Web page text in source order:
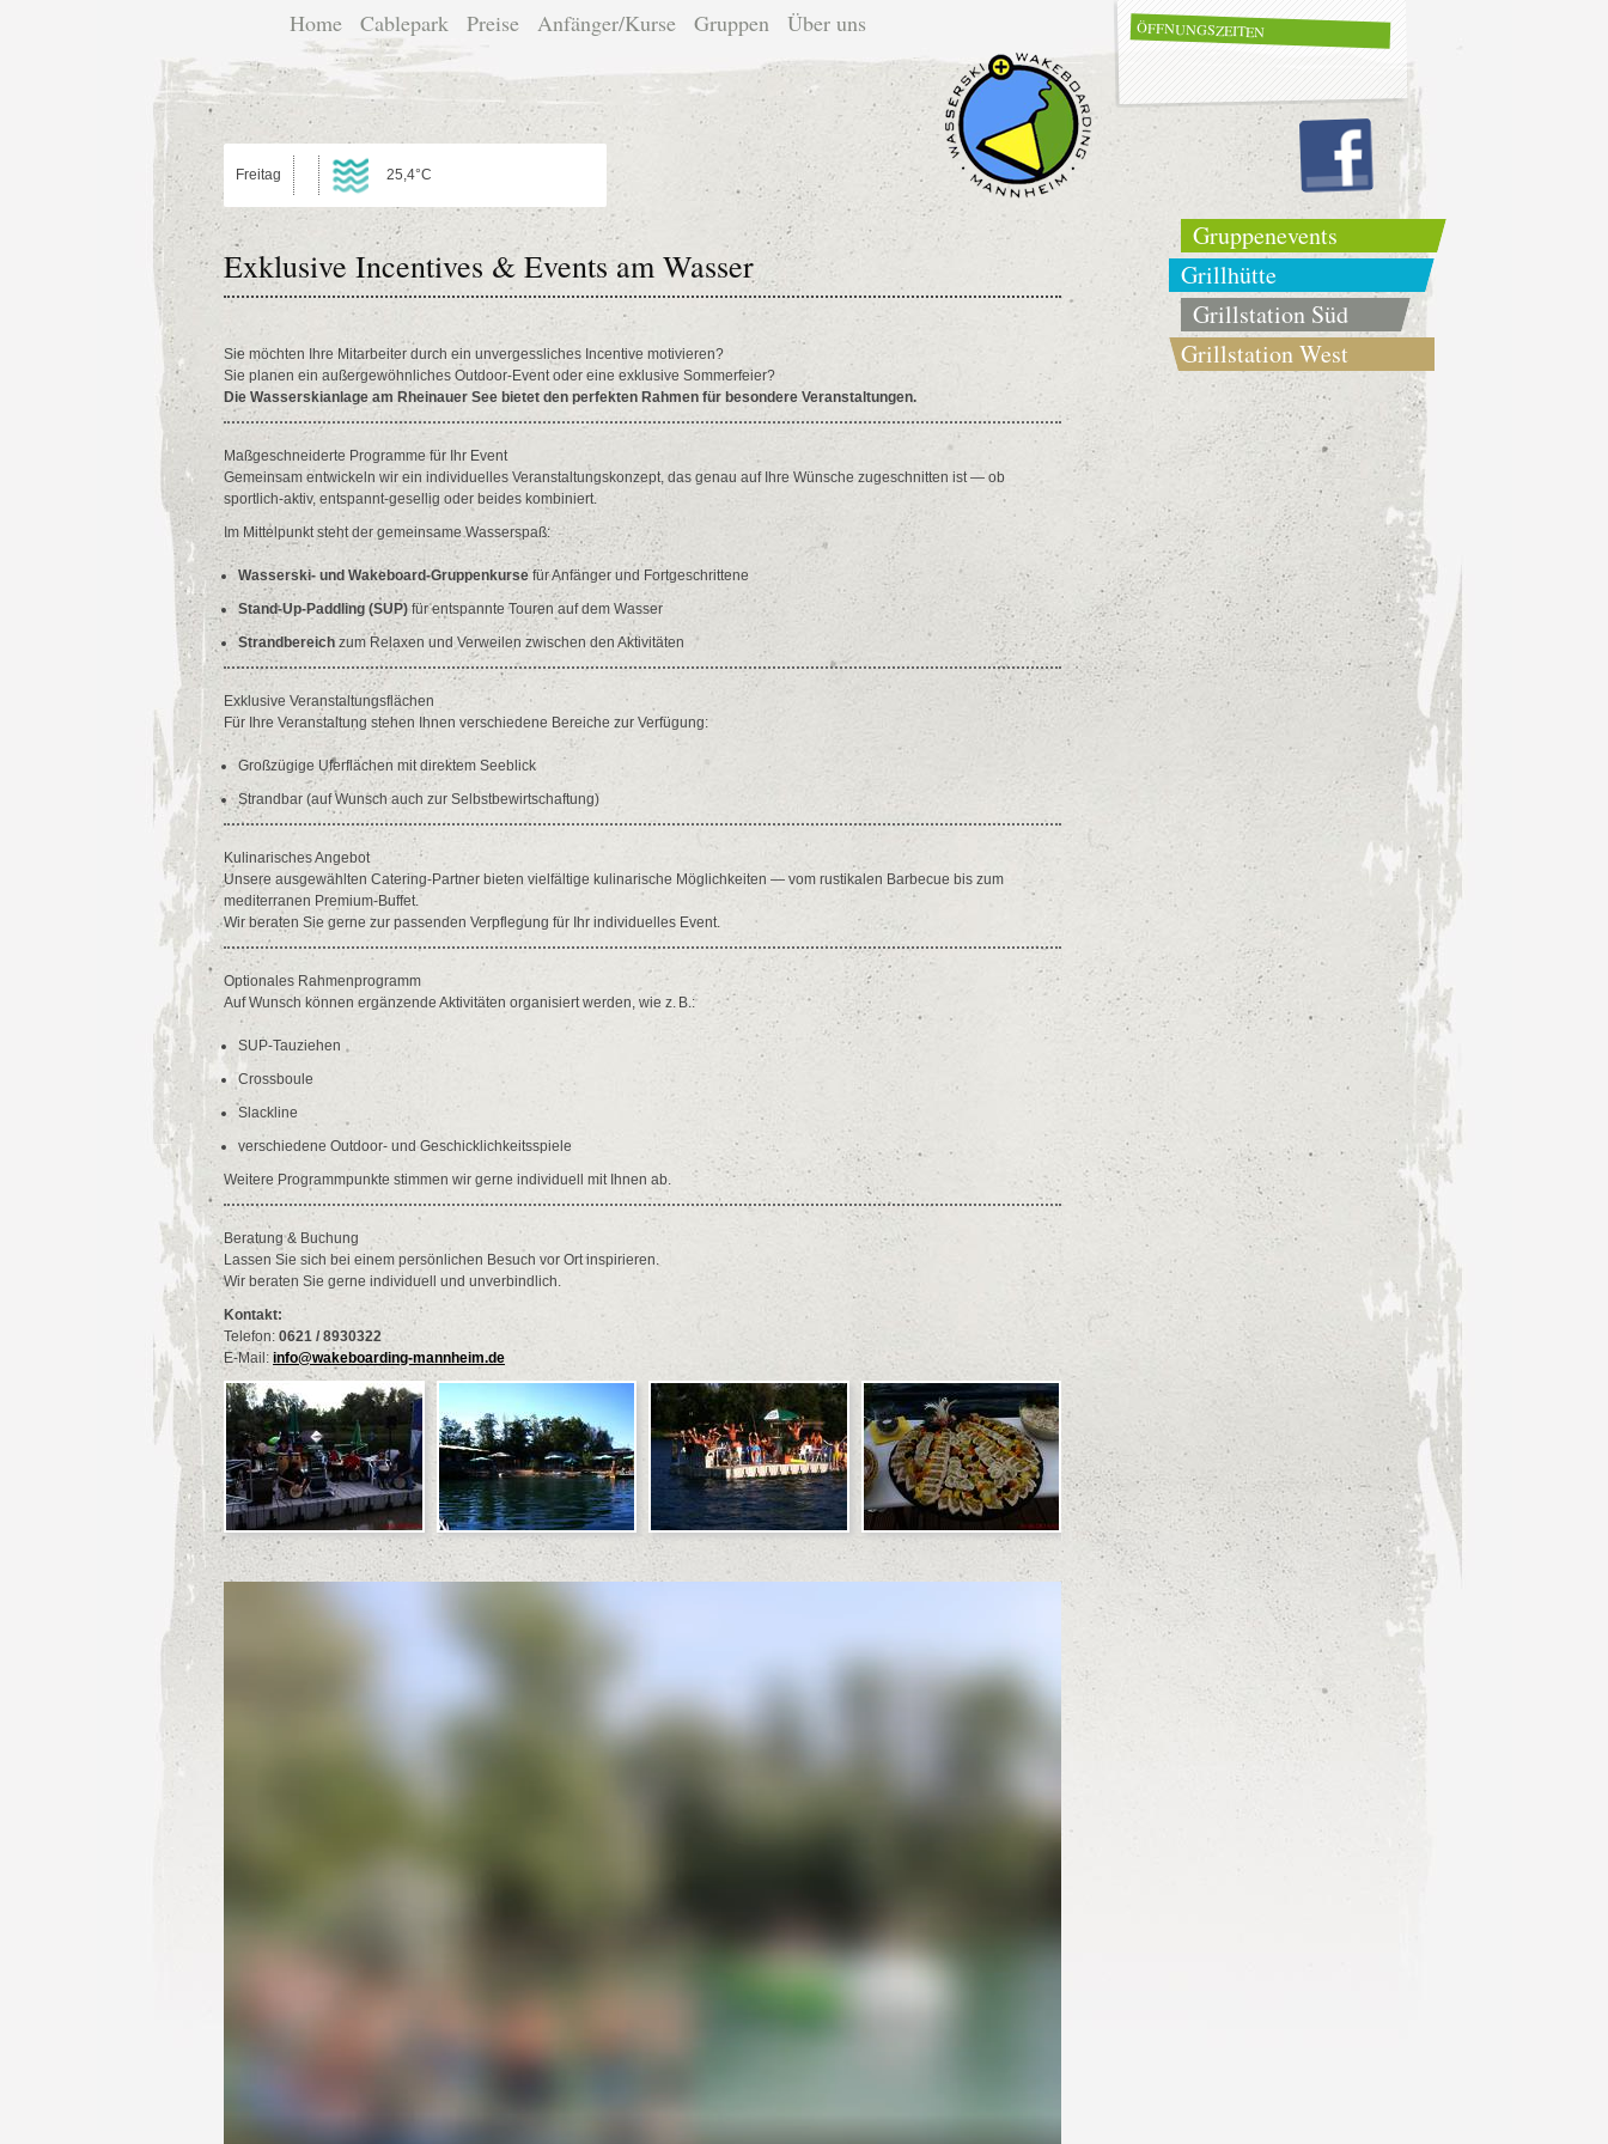
Home Cablepark Preise Anfänger/Kurse Gruppen Über uns ÖFFNUNGSZEITEN
Freitag 25,4°C
Exklusive Incentives & Events am Wasser
Sie möchten Ihre Mitarbeiter durch ein unvergessliches Incentive motivieren?
Sie planen ein außergewöhnliches Outdoor-Event oder eine exklusive Sommerfeier?
Die Wasserskianlage am Rheinauer See bietet den perfekten Rahmen für besondere Veranstaltungen.
Maßgeschneiderte Programme für Ihr Event
Gemeinsam entwickeln wir ein individuelles Veranstaltungskonzept, das genau auf Ihre Wünsche zugeschnitten ist — ob
sportlich-aktiv, entspannt-gesellig oder beides kombiniert.
Im Mittelpunkt steht der gemeinsame Wasserspaß:
Wasserski- und Wakeboard-Gruppenkurse für Anfänger und Fortgeschrittene
Stand-Up-Paddling (SUP) für entspannte Touren auf dem Wasser
Strandbereich zum Relaxen und Verweilen zwischen den Aktivitäten
Exklusive Veranstaltungsflächen
Für Ihre Veranstaltung stehen Ihnen verschiedene Bereiche zur Verfügung:
Großzügige Uferflächen mit direktem Seeblick
Strandbar (auf Wunsch auch zur Selbstbewirtschaftung)
Kulinarisches Angebot
Unsere ausgewählten Catering-Partner bieten vielfältige kulinarische Möglichkeiten — vom rustikalen Barbecue bis zum
mediterranen Premium-Buffet.
Wir beraten Sie gerne zur passenden Verpflegung für Ihr individuelles Event.
Optionales Rahmenprogramm
Auf Wunsch können ergänzende Aktivitäten organisiert werden, wie z. B.:
SUP-Tauziehen
Crossboule
Slackline
verschiedene Outdoor- und Geschicklichkeitsspiele
Weitere Programmpunkte stimmen wir gerne individuell mit Ihnen ab.
Beratung & Buchung
Lassen Sie sich bei einem persönlichen Besuch vor Ort inspirieren.
Wir beraten Sie gerne individuell und unverbindlich.
Kontakt:
Telefon: 0621 / 8930322
E-Mail: info@wakeboarding-mannheim.de
Gruppenevents
Grillhütte
Grillstation Süd
Grillstation West